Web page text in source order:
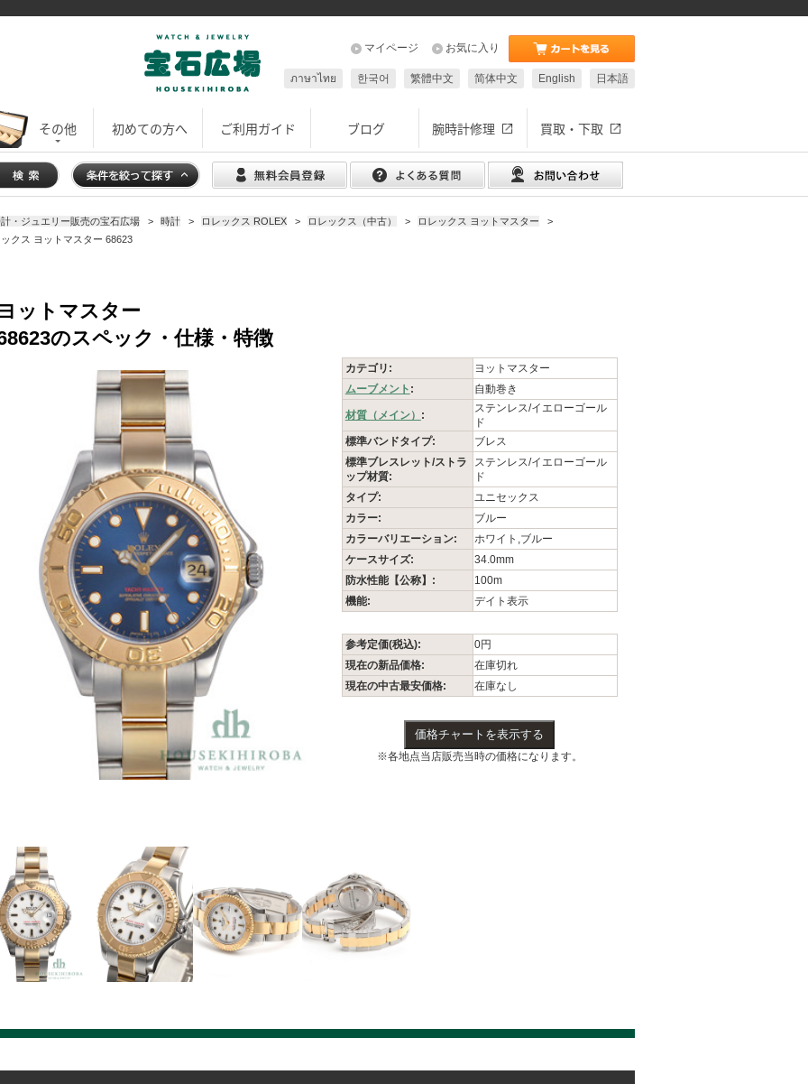
お気に入り
マイページ
日本語
English
简体中文
繁體中文
한국어
ภาษาไทย
その他 初めての方へ ご利用ガイド ブログ 腕時計修理 買取・下取
・ジュエリー販売の宝石広場 > 時計 > ロレックス ROLEX > ロレックス（中古） > ロレックス ヨットマスター
>
クス ヨットマスター 68623
ットマスター
のスペック・仕様・特徴
カテゴリ:
ヨットマスター
ムーブメント : 自動巻き
材質（メイン） :
ステンレス/イエローゴール
ド
標準バンドタイプ:
ブレス
標準ブレスレット/ストラ
ップ材質:
ステンレス/イエローゴール
ド
タイプ:
ユニセックス
カラー:
ブルー
カラーバリエーション:
ホワイト,ブルー
ケースサイズ:
34.0mm
防水性能【公称】:
100m
機能:
デイト表示
参考定価(税込):
0円
現在の新品価格:
在庫切れ
現在の中古最安価格:
在庫なし
価格チャートを表示する
※各地点当店販売当時の価格になります。